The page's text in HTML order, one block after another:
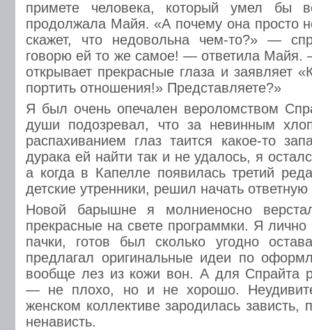
примете человека, который умел
продолжала Майя. «А почему она просто
скажет, что недовольна чем-то?» —
говорю ей то же самое! — ответила
открывает прекрасные глаза и заявляет
портить отношения!» Представляете?»
Я был очень опечален вероломством
души подозревал, что за невинным
распахиванием глаз таится какое-то
дурака ей найти так и не удалось, я
а когда в Капелле появилась третий
детские утренники, решил начать ответную
Новой барышне я молниеносно
прекрасные на свете программки. Я лично
пачки, готов был сколько угодно
предлагал оригинальные идеи по
вообще лез из кожи вон. А для Спрайта
— не плохо, но и не хорошо.
женском коллективе зародилась зависть,
ненависть.